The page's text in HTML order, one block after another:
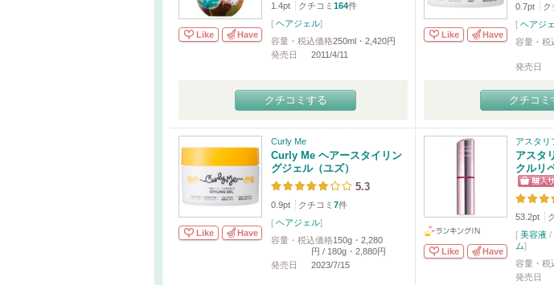
Like Have
1.4pt クチコミ 164件
[ ヘアジェル]
容量・税込価格250ml・2,420円
発売日
2011/4/11
クチコミする
Like Have
0.7pt ク
[ ヘアジ
容量・税
発売日
クチコミ
Like Have
Curly Me
Curly Me ヘアースタイリン
グジェル（ユズ）
5.3
0.9pt クチコミ 7件
[ ヘアジェル]
容量・税込価格150g・2,280
円 / 180g・2,880円
発売日
2023/7/15
Like Have
アスタリ
アスタ
クルリ
53.2pt
[ 美容液 /
ム]
容量・税
発売日